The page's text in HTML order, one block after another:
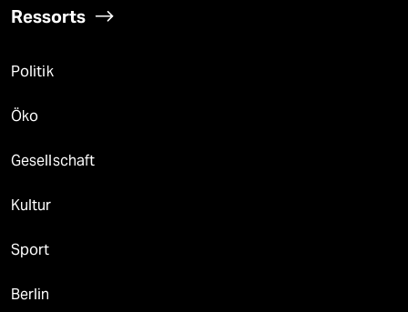
Ressorts
Politik
Öko
Gesellschaft
Kultur
Sport
Berlin